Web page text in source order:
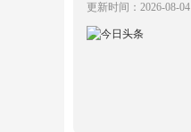
更新时间：2026-08-04